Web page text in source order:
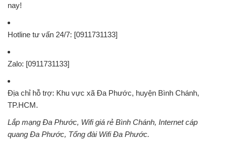
nay!
Hotline tư vấn 24/7: [0911731133]
Zalo: [0911731133]
Địa chỉ hỗ trợ: Khu vực xã Đa Phước, huyện Bình Chánh,
TP.HCM.
Lắp mạng Đa Phước, Wifi giá rẻ Bình Chánh, Internet cáp
quang Đa Phước, Tổng đài Wifi Đa Phước.